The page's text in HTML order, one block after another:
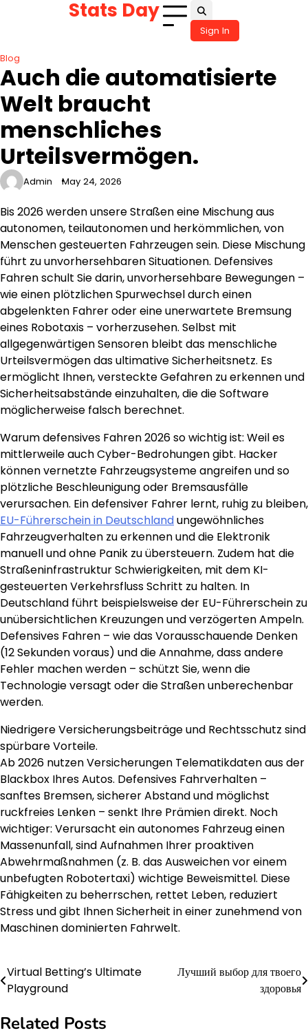
Stats Day
Sign In
Blog
Auch die automatisierte
Welt braucht
menschliches
Urteilsvermögen.
Admin May 24, 2026
Bis 2026 werden unsere Straßen eine Mischung aus
autonomen, teilautonomen und herkömmlichen, von
Menschen gesteuerten Fahrzeugen sein. Diese Mischung
führt zu unvorhersehbaren Situationen. Defensives
Fahren schult Sie darin, unvorhersehbare Bewegungen –
wie einen plötzlichen Spurwechsel durch einen
abgelenkten Fahrer oder eine unerwartete Bremsung
eines Robotaxis – vorherzusehen. Selbst mit
allgegenwärtigen Sensoren bleibt das menschliche
Urteilsvermögen das ultimative Sicherheitsnetz. Es
ermöglicht Ihnen, versteckte Gefahren zu erkennen und
Sicherheitsabstände einzuhalten, die die Software
möglicherweise falsch berechnet.
Warum defensives Fahren 2026 so wichtig ist: Weil es
mittlerweile auch Cyber-Bedrohungen gibt. Hacker
können vernetzte Fahrzeugsysteme angreifen und so
plötzliche Beschleunigung oder Bremsausfälle
verursachen. Ein defensiver Fahrer lernt, ruhig zu bleiben,
EU-Führerschein in Deutschlandungewöhnliches
Fahrzeugverhalten zu erkennen und die Elektronik
manuell und ohne Panik zu übersteuern. Zudem hat die
Straßeninfrastruktur Schwierigkeiten, mit dem KI-
gesteuerten Verkehrsfluss Schritt zu halten. In
Deutschland führt beispielsweise der EU-Führerschein zu
unübersichtlichen Kreuzungen und verzögerten Ampeln.
Defensives Fahren – wie das Vorausschauende Denken
(12 Sekunden voraus) und die Annahme, dass andere
Fehler machen werden – schützt Sie, wenn die
Technologie versagt oder die Straßen unberechenbar
werden.
Niedrigere Versicherungsbeiträge und Rechtsschutz sind
spürbare Vorteile.
Ab 2026 nutzen Versicherungen Telematikdaten aus der
Blackbox Ihres Autos. Defensives Fahrverhalten –
sanftes Bremsen, sicherer Abstand und möglichst
ruckfreies Lenken – senkt Ihre Prämien direkt. Noch
wichtiger: Verursacht ein autonomes Fahrzeug einen
Massenunfall, sind Aufnahmen Ihrer proaktiven
Abwehrmaßnahmen (z. B. das Ausweichen vor einem
unbefugten Robotertaxi) wichtige Beweismittel. Diese
Fähigkeiten zu beherrschen, rettet Leben, reduziert
Stress und gibt Ihnen Sicherheit in einer zunehmend von
Maschinen dominierten Fahrwelt.
Post
navigation
Virtual Betting’s Ultimate
Playground
Лучший выбор для твоего
здоровья
Related Posts